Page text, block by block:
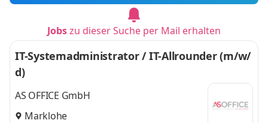
Jobszu dieser Suche per Mail erhalten
IT-Systemadministrator / IT-Allrounder (m/w/
d)
AS OFFICE GmbH
Marklohe